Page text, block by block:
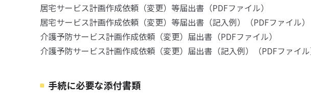
居宅サービス計画作成依頼（変更）等届出書（PDFファイル）
居宅サービス計画作成依頼（変更）等届出書（記入例）（PDFファイル）
介護予防サービス計画作成依頼（変更）届出書（PDFファイル）
介護予防サービス計画作成依頼（変更）届出書（記入例）（PDFファイ
手続に必要な添付書類